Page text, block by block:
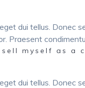
dui tellus. Donec
Praesent
myself as a
dui tellus. Donec